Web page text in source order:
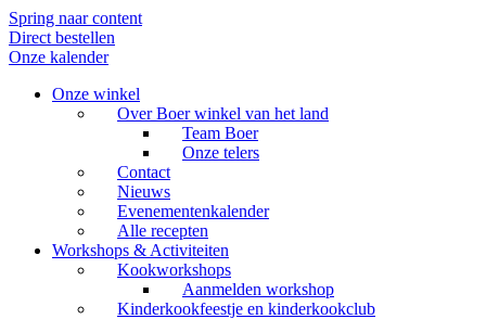
Spring naar content
Direct bestellen
Onze kalender
Onze winkel
Over Boer winkel van het land
Team Boer
Onze telers
Contact
Nieuws
Evenementenkalender
Alle recepten
Workshops & Activiteiten
Kookworkshops
Aanmelden workshop
Kinderkookfeestje en kinderkookclub